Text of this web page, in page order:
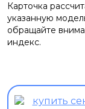
Карточка
указанную
обращайте
индекс.